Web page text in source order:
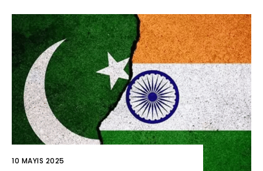
10 MAYIS 2025